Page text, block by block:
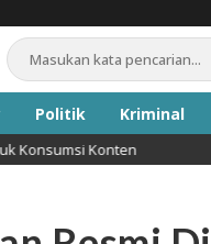
Politik Kriminal
Konten